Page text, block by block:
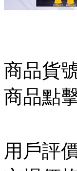
商品貨
商品點
用戶評